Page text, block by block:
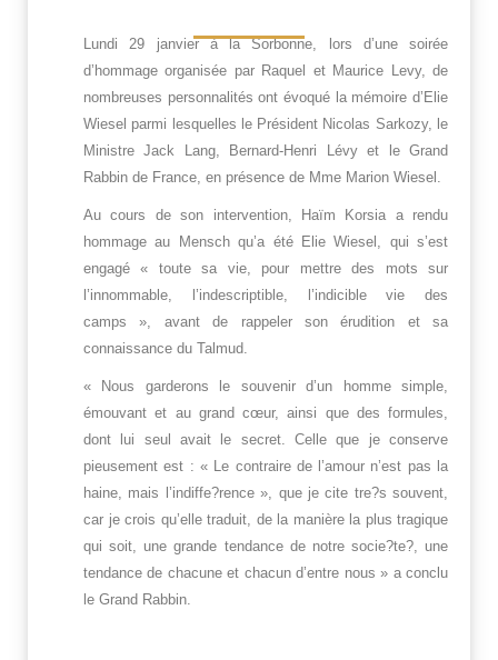
Lundi 29 janvier à la Sorbonne, lors d’une soirée
d’hommage organisée par Raquel et Maurice Levy, de
nombreuses personnalités ont évoqué la mémoire d’Elie
Wiesel parmi lesquelles le Président Nicolas Sarkozy, le
Ministre Jack Lang, Bernard-Henri Lévy et le Grand
Rabbin de France, en présence de Mme Marion Wiesel.
Au cours de son intervention, Haïm Korsia a rendu
hommage au Mensch qu’a été Elie Wiesel, qui s’est
engagé « toute sa vie, pour mettre des mots sur
l’innommable, l’indescriptible, l’indicible vie des
camps », avant de rappeler son érudition et sa
connaissance du Talmud.
« Nous garderons le souvenir d’un homme simple,
émouvant et au grand cœur, ainsi que des formules,
dont lui seul avait le secret. Celle que je conserve
pieusement est : « Le contraire de l’amour n’est pas la
haine, mais l’indiffe?rence », que je cite tre?s souvent,
car je crois qu’elle traduit, de la manière la plus tragique
qui soit, une grande tendance de notre socie?te?, une
tendance de chacune et chacun d’entre nous » a conclu
le Grand Rabbin.